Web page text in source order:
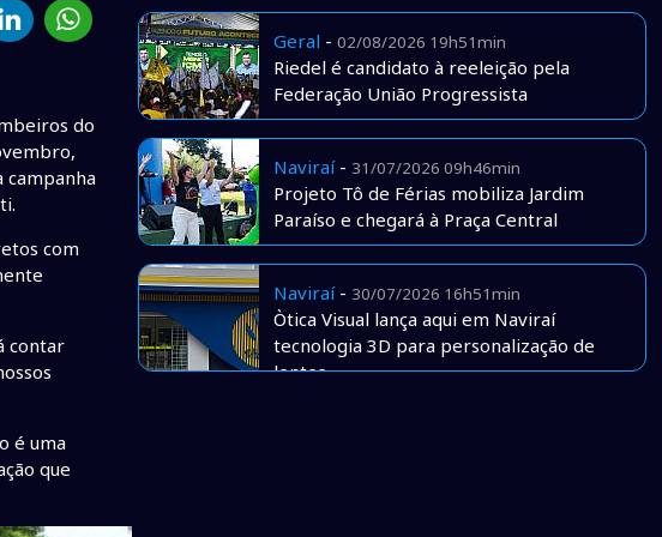
do
campanha
com
contar
é uma
que
Geral - 02/08/2026 19h51min
Riedel é candidato à reeleição pela
Federação União Progressista
Naviraí- 31/07/2026 09h46min
Projeto Tô de Férias mobiliza Jardim
Paraíso e chegará à Praça Central
Naviraí- 30/07/2026 16h51min
Òtica Visual lança aqui em Naviraí
tecnologia 3D para personalização de
lentes